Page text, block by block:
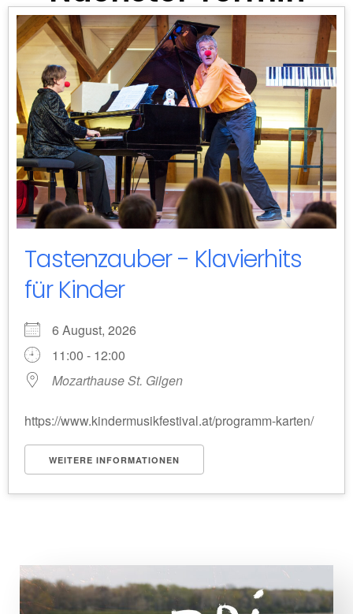
Tastenzauber - Klavierhits
für Kinder
6 August, 2026
11:00 - 12:00
Mozarthause St. Gilgen
https://www.kindermusikfestival.at/programm-karten/
WEITERE INFORMATIONEN